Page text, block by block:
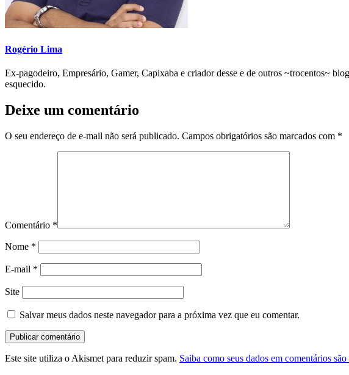
Rogério Lima
Ex-pagodeiro, Empresário, Gamer, Capixaba e criador desse e de outros ~trocentos~
esquecido.
Deixe um comentário
O seu endereço de e-mail não será publicado. Campos obrigatórios são marcados com *
Comentário *
Nome *
E-mail *
Site
Salvar meus dados neste navegador para a próxima vez que eu comentar.
Este site utiliza o Akismet para reduzir spam. Saiba como seus dados em comentários são